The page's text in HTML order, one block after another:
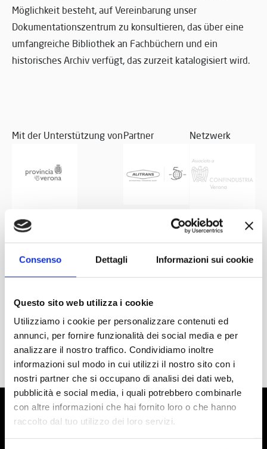
Consenso Dettagli Informazioni sui cookie
Questo sito web utilizza i cookie
Utilizziamo i cookie per personalizzare contenuti ed
annunci, per fornire funzionalità dei social media e per
analizzare il nostro traffico. Condividiamo inoltre
informazioni sul modo in cui utilizzi il nostro sito con i
nostri partner che si occupano di analisi dei dati web,
pubblicità e social media, i quali potrebbero combinarle
con altre informazioni che hai fornito loro o che hanno
raccolto dal tuo utilizzo dei loro servizi.
Möglichkeit besteht, auf Vereinbarung unser
Dokumentationszentrum zu konsultieren, das über eine
umfangreiche Bibliothek an Fachbüchern und ein
historisches Archiv verfügt, das zurzeit katalogisiert wird.
Mit der Unterstützung vonPartner Netzwerk